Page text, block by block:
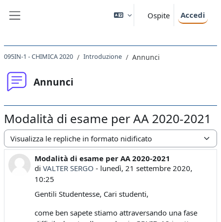
Ospite Accedi
095IN-1 - CHIMICA 2020 Introduzione Annunci
Annunci
Modalità di esame per AA 2020-2021
Modalità visualizzazione
Modalità di esame per AA 2020-2021
di VALTER SERGO - lunedì, 21 settembre 2020,
10:25
Numero di risposte: 0
Gentili Studentesse, Cari studenti,
come ben sapete stiamo attraversando una fase